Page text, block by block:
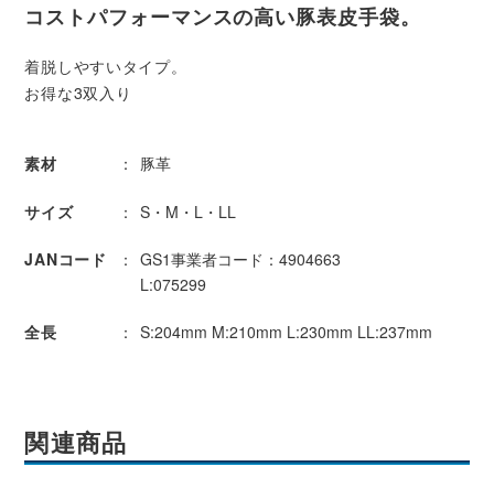
コストパフォーマンスの高い豚表皮手袋。
着脱しやすいタイプ。
お得な3双入り
素材 豚革
サイズ S・M・L・LL
JANコード
GS1事業者コード：4904663
L:075299
全長 S:204mm M:210mm L:230mm LL:237mm
関連商品